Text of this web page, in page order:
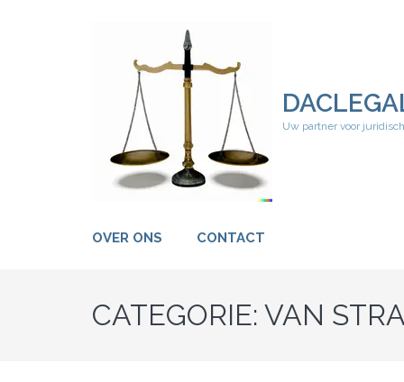
Uw partner voor
OVER ONS CONTACT
CATEGORIE: VAN